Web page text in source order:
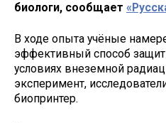
биологи, сообщает
В ходе опыта учёные
эффективный способ
условиях внеземной
эксперимент,
биопринтер.